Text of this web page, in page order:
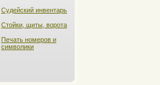
Судейский инвентарь
Стойки, щиты, ворота
Печать номеров и
символики